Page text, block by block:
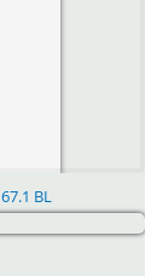
BL